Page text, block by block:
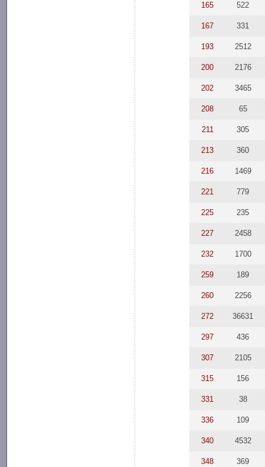
165 522
167 331
193 2512
200 2176
202 3465
208 65
211 305
213 360
216 1469
221 779
225 235
227 2458
232 1700
259 189
260 2256
272 36631
297 436
307 2105
315 156
331 38
336 109
340 4532
348 369